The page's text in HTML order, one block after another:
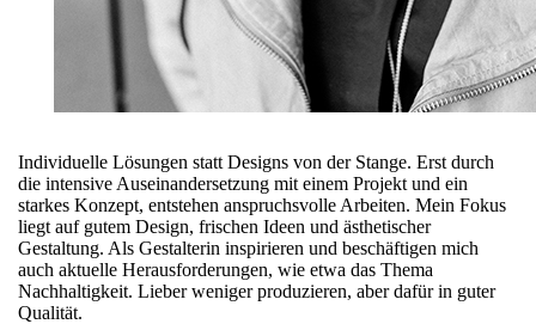
Individuelle Lösungen statt Designs von der Stange. Erst durch
die intensive Auseinandersetzung mit einem Projekt und ein
starkes Konzept, entstehen anspruchsvolle Arbeiten. Mein Fokus
liegt auf gutem Design, frischen Ideen und ästhetischer
Gestaltung. Als Gestalterin inspirieren und beschäftigen mich
auch aktuelle Herausforderungen, wie etwa das Thema
Nachhaltigkeit. Lieber weniger produzieren, aber dafür in guter
Qualität.